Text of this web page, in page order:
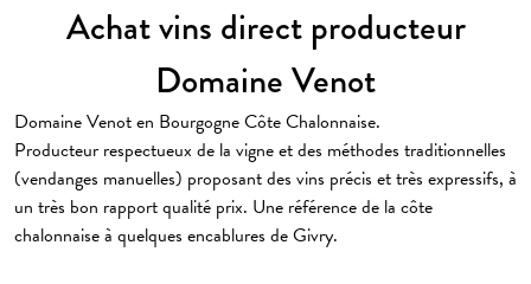
Achat vins direct producteur
Domaine Venot
Domaine Venot en Bourgogne Côte Chalonnaise.
Producteur respectueux de la vigne et des méthodes traditionnelles
(vendanges manuelles) proposant des vins précis et très expressifs, à
un très bon rapport qualité prix. Une référence de la côte
chalonnaise à quelques encablures de Givry.